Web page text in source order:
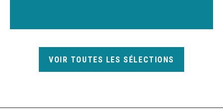
VOIR TOUTES LES SÉLECTIONS